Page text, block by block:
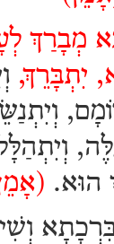
מְבָרַךְ
יִתְבָּרֵךְ,
הוּא.